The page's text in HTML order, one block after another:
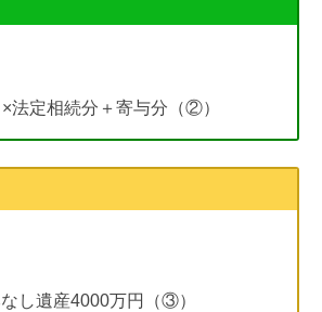
法定相続分＋寄与分（②）
なし遺産4000万円（③）